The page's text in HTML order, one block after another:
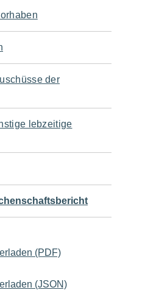
der
lebzeitige
(PDF)
(JSON)